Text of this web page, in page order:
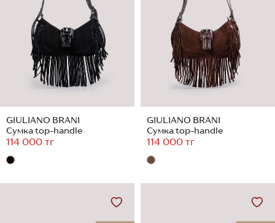
GIULIANO BRANI
Сумка top-handle
114 000 тг
GIULIANO BRANI
Сумка top-handle
114 000 тг